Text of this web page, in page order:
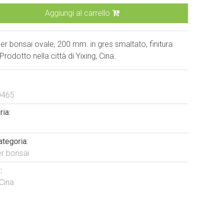
Aggiungi al carrello
bonsai ovale, 200 mm. in gres smaltato, finitura
nella città di Yixing, Cina.
bonsai